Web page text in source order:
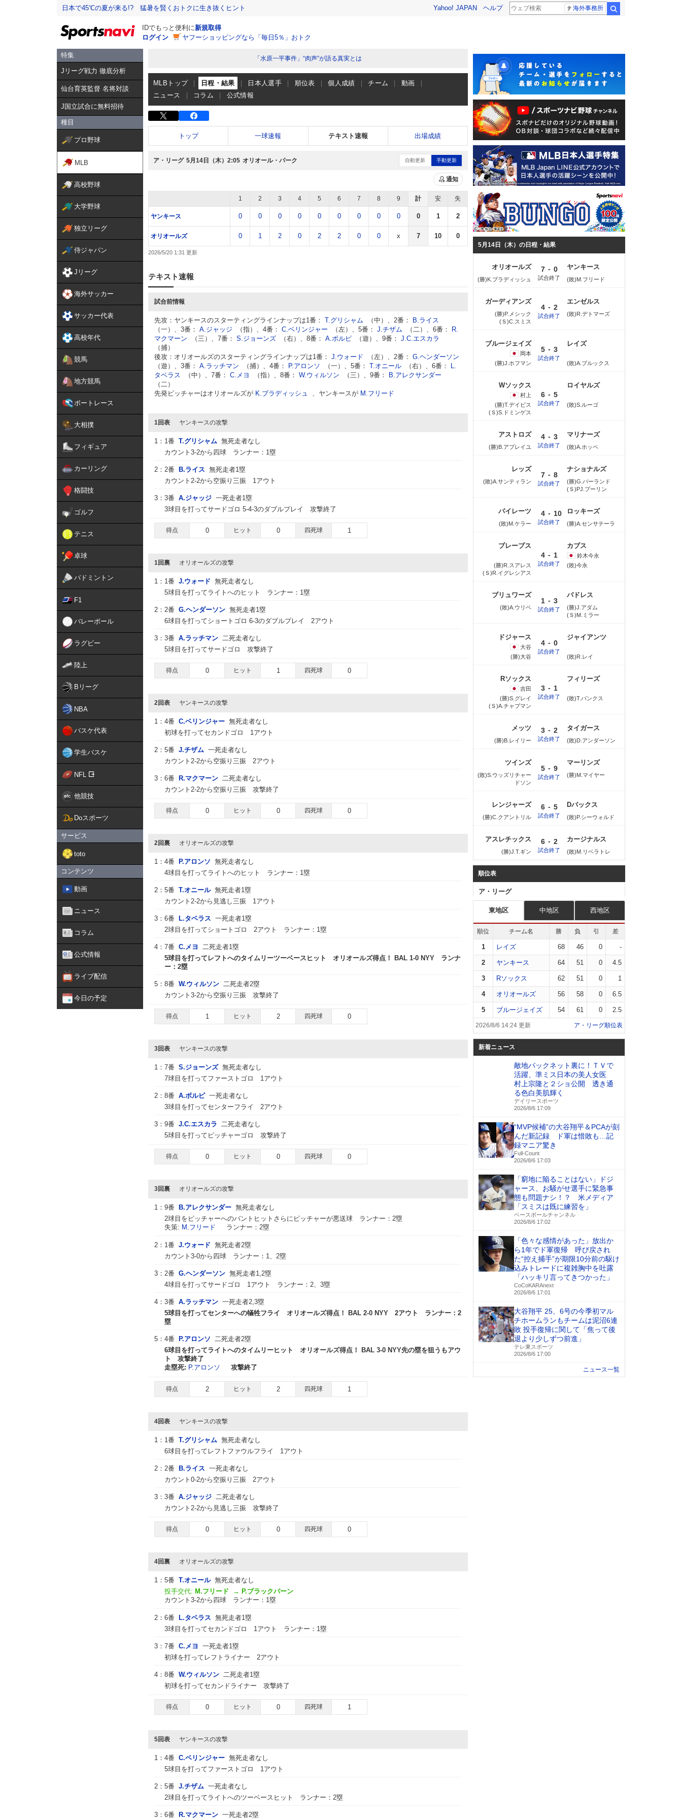
日本で45℃の夏が来る!? 猛暑を賢くおトクに生き抜くヒント Yahoo! JAPAN ヘルプ 海外事務所
IDでもっと便利に新規取得
ログイン
ヤフーショッピングなら「毎日5％」おトク
特集
Jリーグ戦力 徹底分析
仙台育英監督 名将対談
J国立試合に無料招待
種目
プロ野球
MLB
高校野球
大学野球
独立リーグ
侍ジャパン
Jリーグ
海外サッカー
サッカー代表
高校年代
競馬
地方競馬
ボートレース
大相撲
フィギュア
カーリング
格闘技
ゴルフ
テニス
卓球
バドミントン
F1
バレーボール
ラグビー
陸上
Bリーグ
NBA
バスケ代表
学生バスケ
NFL
他競技
Doスポーツ
サービス
toto
コンテンツ
動画
ニュース
コラム
公式情報
ライブ配信
今日の予定
「水原一平事件」“肉声”が語る真実とは
MLBトップ 日程・結果 日本人選手 順位表 個人成績 チーム
動画
ニュース
コラム 公式情報
トップ 一球速報 テキスト速報 出場成績
ア・リーグ 5月14日（木） 2:05 オリオール・パーク 自動更新 手動更新
通知
1 2 3 4 5 6 7 8 9 計 安 失
ヤンキース 0 0 0 0 0 0 0 0 0 0 1 2
オリオールズ 0 1 2 0 2 2 0 0 x 7 10 0
2026/5/20 1:31
テキスト速報
試合前情報
先攻：ヤンキースのスターティングラインナップは1番： T.グリシャム （中）、2番：
B.ライス
（一）、3番： A.ジャッジ （指）、4番： C.ベリンジャー （左）、5番： J.チザム （二）、6番：
R.
マクマーン
（三）、7番： S.ジョーンズ （右）、8番： A.ボルピ （遊）、9番： J.C.エスカラ
（捕）
後攻：オリオールズのスターティングラインナップは1番： J.ウォード （左）、2番： G.ヘンダーソン
（遊）、3番： A.ラッチマン （捕）、4番： P.アロンソ （一）、5番： T.オニール （右）、6番：
L.
タベラス
（中）、7番： C.メヨ （指）、8番： W.ウィルソン （三）、9番：
B.アレクサンダー
（二）
先発ピッチャーはオリオールズが K.ブラディッシュ 、ヤンキースが M.フリード
1回表 ヤンキースの攻撃
1： 1番 T.グリシャム 無死走者なし
カウント3-2から四球 ランナー：1塁
2： 2番 B.ライス 無死走者1塁
カウント2-2から空振り三振 1アウト
3： 3番 A.ジャッジ 一死走者1塁
3球目を打ってサードゴロ 5-4-3のダブルプレイ 攻撃終了
得点 0 ヒット 0 四死球 1
1回裏 オリオールズの攻撃
1： 1番 J.ウォード 無死走者なし
5球目を打ってライトへのヒット ランナー：1塁
2： 2番 G.ヘンダーソン 無死走者1塁
6球目を打ってショートゴロ 6-3のダブルプレイ 2アウト
3： 3番 A.ラッチマン 二死走者なし
5球目を打ってサードゴロ 攻撃終了
得点 0 ヒット 1 四死球 0
2回表 ヤンキースの攻撃
1： 4番 C.ベリンジャー 無死走者なし
初球を打ってセカンドゴロ 1アウト
2： 5番 J.チザム 一死走者なし
カウント2-2から空振り三振 2アウト
3： 6番 R.マクマーン 二死走者なし
カウント2-2から空振り三振 攻撃終了
得点 0 ヒット 0 四死球 0
2回裏 オリオールズの攻撃
1： 4番 P.アロンソ 無死走者なし
4球目を打ってライトへのヒット ランナー：1塁
2： 5番 T.オニール 無死走者1塁
カウント2-2から見逃し三振 1アウト
3： 6番 L.タベラス 一死走者1塁
2球目を打ってショートゴロ 2アウト ランナー：1塁
4： 7番 C.メヨ
二死走者1塁
5球目を打ってレフトへのタイムリーツーベースヒット オリオールズ得点！ BAL 1-0 NYY ランナ
ー：2塁
5： 8番 W.ウィルソン 二死走者2塁
カウント3-2から空振り三振 攻撃終了
得点 1 ヒット 2 四死球 0
3回表 ヤンキースの攻撃
1： 7番 S.ジョーンズ 無死走者なし
7球目を打ってファーストゴロ 1アウト
2： 8番 A.ボルピ 一死走者なし
3球目を打ってセンターフライ 2アウト
3： 9番 J.C.エスカラ 二死走者なし
5球目を打ってピッチャーゴロ 攻撃終了
得点 0 ヒット 0 四死球 0
3回裏 オリオールズの攻撃
1： 9番 B.アレクサンダー 無死走者なし
2球目をピッチャーへのバントヒットさらにピッチャーが悪送球 ランナー：2塁
失策: M.フリード ランナー：2塁
2： 1番 J.ウォード 無死走者2塁
カウント3-0から四球 ランナー：1、2塁
3： 2番 G.ヘンダーソン 無死走者1,2塁
4球目を打ってサードゴロ 1アウト ランナー：2、3塁
4： 3番 A.ラッチマン 一死走者2,3塁
5球目を打ってセンターへの犠牲フライ オリオールズ得点！ BAL 2-0 NYY 2アウト ランナー：2
塁
5： 4番 P.アロンソ 二死走者2塁
6球目を打ってライトへのタイムリーヒット オリオールズ得点！ BAL 3-0 NYY先の塁を狙うもアウ
ト 攻撃終了
走塁死: P.アロンソ 攻撃終了
得点 2 ヒット 2 四死球 1
4回表 ヤンキースの攻撃
1： 1番 T.グリシャム 無死走者なし
6球目を打ってレフトファウルフライ 1アウト
2： 2番 B.ライス 一死走者なし
カウント0-2から空振り三振 2アウト
3： 3番 A.ジャッジ 二死走者なし
カウント2-2から見逃し三振 攻撃終了
得点 0 ヒット 0 四死球 0
4回裏 オリオールズの攻撃
1： 5番 T.オニール 無死走者なし
投手交代: M.フリード → P.ブラックバーン
カウント3-2から四球 ランナー：1塁
2： 6番 L.タベラス 無死走者1塁
3球目を打ってセカンドゴロ 1アウト ランナー：1塁
3： 7番 C.メヨ
一死走者1塁
初球を打ってレフトライナー 2アウト
4： 8番 W.ウィルソン 二死走者1塁
初球を打ってセカンドライナー 攻撃終了
得点 0 ヒット 0 四死球 1
5回表 ヤンキースの攻撃
1： 4番 C.ベリンジャー 無死走者なし
5球目を打ってファーストゴロ 1アウト
2： 5番 J.チザム 一死走者なし
2球目を打ってライトへのツーベースヒット ランナー：2塁
3： 6番 R.マクマーン 一死走者2塁
5月14日（木）の日程・結果
オリオールズ
(勝)K.ブラディッシュ
7 - 0
試合終了
ヤンキース
(敗)M.フリード
ガーディアンズ
(勝)P.メシック
(Ｓ)C.スミス
4 - 2
試合終了
エンゼルス
(敗)R.デトマーズ
ブルージェイズ
岡本
(勝)J.ホフマン
5 - 3
試合終了
レイズ
(敗)A.ブルックス
Wソックス
村上
(勝)T.デイビス
(Ｓ)S.ドミンゲス
6 - 5
試合終了
ロイヤルズ
(敗)S.ルーゴ
アストロズ
(勝)B.アブレイユ
4 - 3
試合終了
マリナーズ
(敗)A.ホッペ
レッズ
(敗)A.サンティラン
7 - 8
試合終了
ナショナルズ
(勝)G.バーランド
(Ｓ)PJ.プーリン
パイレーツ
(敗)M.ケラー
4 - 10
試合終了
ロッキーズ
(勝)A.センサテーラ
ブレーブス
(勝)R.スアレス
(Ｓ)R.イグレシアス
4 - 1
試合終了
カブス
鈴木今永
(敗)今永
ブリュワーズ
(敗)A.ウリベ
1 - 3
試合終了
パドレス
(勝)J.アダム
(Ｓ)M.ミラー
ドジャース
大谷
(勝)大谷
4 - 0
試合終了
ジャイアンツ
(敗)R.レイ
Rソックス
吉田
(勝)S.グレイ
(Ｓ)A.チャプマン
3 - 1
試合終了
フィリーズ
(敗)T.バンクス
メッツ
(勝)B.レイリー
3 - 2
試合終了
タイガース
(敗)D.アンダーソン
ツインズ
(敗)S.ウッズリチャー
ドソン
5 - 9
試合終了
マーリンズ
(勝)M.マイヤー
レンジャーズ
(勝)C.クアントリル
6 - 5
試合終了
Dバックス
(敗)P.シーウォルド
アスレチックス
(勝)J.T.ギン
6 - 2
試合終了
カージナルス
(敗)M.リベラトレ
順位表
ア・リーグ
東地区 中地区 西地区
順位 チーム名 勝 負 引 差
1 レイズ 68 46 0 -
2 ヤンキース 64 51 0 4.5
3 Rソックス 62 51 0 1
4 オリオールズ 56 58 0 6.5
5 ブルージェイズ 54 61 0 2.5
2026/8/6 14:24 更新 ア・リーグ順位表
新着ニュース
敵地バックネット裏に！ＴＶで
活躍、準ミス日本の美人女医
村上宗隆と２ショ公開 透き通
る色白美肌輝く
デイリースポーツ
2026/8/6 17:09
“MVP候補”の大谷翔平＆PCAが刻
んだ新記録 ド軍は惜敗も…記
録マニア驚き
Full-Count
2026/8/6 17:03
「窮地に陥ることはない」ドジ
ャース、お騒がせ選手に緊急事
態も問題ナシ！？ 米メディア
「スミスは既に練習を」
ベースボールチャンネル
2026/8/6 17:02
「色々な感情があった」放出か
ら1年でド軍復帰 呼び戻され
た“控え捕手”が期限10分前の駆け
込みトレードに複雑胸中を吐露
「ハッキリ言ってきつかった」
CoCoKARAnext
2026/8/6 17:01
大谷翔平 25、6号の今季初マル
チホームランもチームは泥沼6連
敗 投手復帰に関して「焦って後
退より少しずつ前進」
テレ東スポーツ
2026/8/6 17:00
ニュース一覧